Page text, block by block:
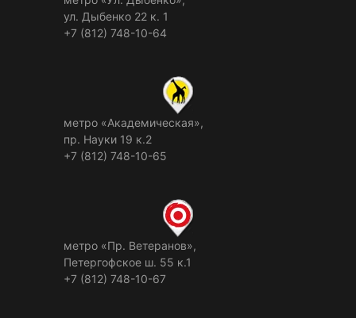
ул. Дыбенко 22 к. 1
+7 (812) 748-10-64
метро «Академическая»,
пр. Науки 19 к.2
+7 (812) 748-10-65
метро «Пр. Ветеранов»,
Петергофское ш. 55 к.1
+7 (812) 748-10-67